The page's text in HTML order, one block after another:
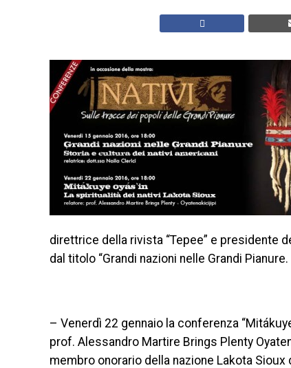
direttrice della rivista “Tepee” e presidente
dal titolo “Grandi nazioni nelle Grandi
– Venerdì 22 gennaio la conferenza
prof. Alessandro Martire Brings Plenty
membro onorario della nazione Lakota